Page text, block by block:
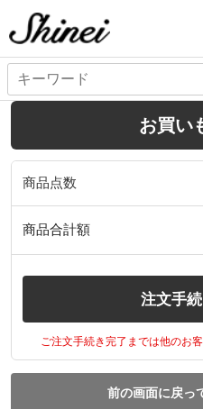
お買い
商品点数
商品合計額
注文手
ご注文手続き完了までは他のお
前の画面に戻っ